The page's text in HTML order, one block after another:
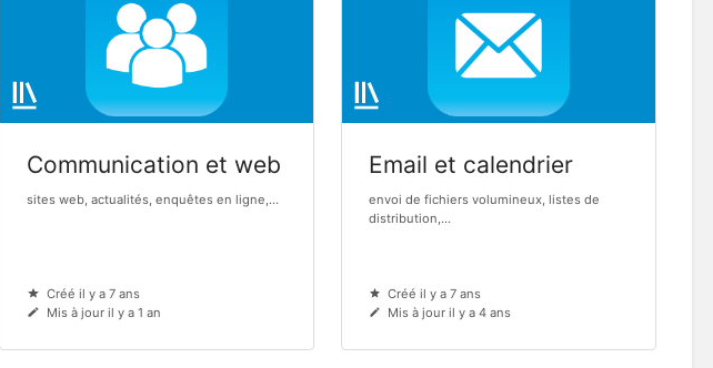
Communication et web
sites web, actualités, enquêtes en ligne,...
Créé il y a 7 ans
Mis à jour il y a 1 an
Email et calendrier
envoi de fichiers volumineux, listes de
distribution,...
Créé il y a 7 ans
Mis à jour il y a 4 ans